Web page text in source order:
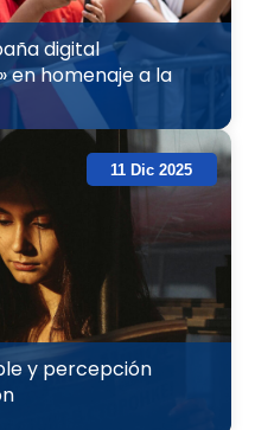
digital
en homenaje a la
11 Dic 2025
y percepción